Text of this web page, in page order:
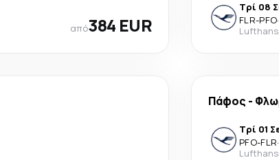
από384 EUR
Τρί 08
FLR-PFO·
Πάφος -
Τρί 01
PFO-FLR·